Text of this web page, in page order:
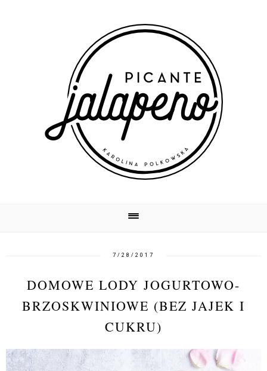
7/28/2017
DOMOWE LODY JOGURTOWO-
BRZOSKWINIOWE (BEZ JAJEK I
CUKRU)